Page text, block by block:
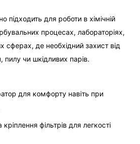
підходить для роботи в хімічній
процесах, лабораторіях,
сферах, де необхідний захист від
пилу чи шкідливих парів.
для комфорту навіть при
фільтрів для легкості